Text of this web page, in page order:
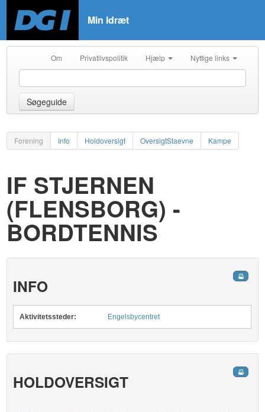
Min Idræt
Om Privatlivspolitik Hjælp Nyttige links
Søgeguide
Forening Info Holdoversigt OversigtStaevne Kampe
IF STJERNEN
(FLENSBORG) -
BORDTENNIS
INFO
Aktivitetssteder: Engelsbycentret
HOLDOVERSIGT